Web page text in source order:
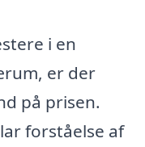
i en
er der
på prisen.
forståelse af